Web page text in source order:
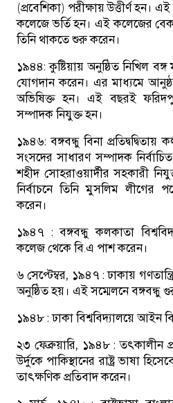
(প্রবেশিকা) পরীক্ষায় উত্তীর্ণ হন।
কলেজে ভর্তি হন। এই কলেজের
তিনি থাকতে শুরু করেন।
১৯৪৪: কুষ্টিয়ায় অনুষ্ঠিত নিখিল
যোগদান করেন। এর মাধ্যমে
অভিষিক্ত হন। এই বছরই
সম্পাদক নিযুক্ত হন।
১৯৪৬: বঙ্গবন্ধু বিনা
সংসদের সাধারণ সম্পাদক
শহীদ সোহরাওয়ার্দীর সহকারী
নির্বাচনে তিনি মুসলিম লীগের
করেন।
১৯৪৭ : বঙ্গবন্ধু কলকাতা
কলেজ থেকে বি.এ পাশ করেন।
৬ সেপ্টেম্বর, ১৯৪৭ : ঢাকায়
অনুষ্ঠিত হয়। এই সম্মেলনে বঙ্গবন্ধু
১৯৪৮ : ঢাকা বিশ্ববিদ্যালয়ে আইন
২৩ ফেব্রুয়ারি, ১৯৪৮ : তৎকালীন
উর্দুকে পাকিস্থানের রাষ্ট্র ভাষা
তাৎক্ষণিক প্রতিবাদ করেন।